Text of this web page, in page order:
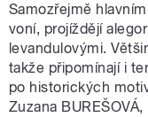
Samozřejmě
voní, projíždějí
levandulovými.
takže připomínají i
po historických
Zuzana